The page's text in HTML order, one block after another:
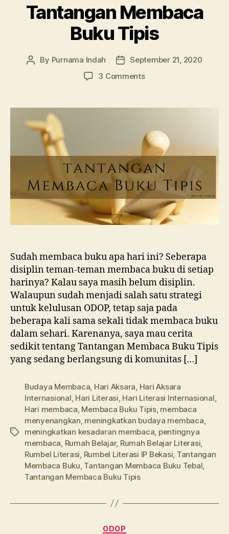
Tantangan Membaca
Buku Tipis
Post
By Purnama Indah
PostSeptember 21, 2020
3 Commentson
Buku
Sudah membaca buku apa hari ini? Seberapa
disiplin teman-teman membaca buku di setiap
harinya? Kalau saya masih belum disiplin.
Walaupun sudah menjadi salah satu strategi
untuk kelulusan ODOP, tetap saja pada
beberapa kali sama sekali tidak membaca buku
dalam sehari. Karenanya, saya mau cerita
sedikit tentang Tantangan Membaca Buku Tipis
yang sedang berlangsung di komunitas […]
Tags
Budaya Membaca, Hari Aksara, Hari Aksara
Internasional, Hari Literasi, Hari Literasi Internasional,
Hari membaca, Membaca Buku Tipis, membaca
menyenangkan, meningkatkan budaya membaca,
meningkatkan kesadaran membaca, pentingnya
membaca, Rumah Belajar, Rumah Belajar Literasi,
Rumbel Literasi, Rumbel Literasi IP Bekasi, Tantangan
Membaca Buku, Tantangan Membaca Buku Tebal,
Tantangan Membaca Buku Tipis
Categories
ODOP